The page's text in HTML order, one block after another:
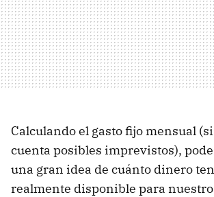
Calculando el gasto fijo mensual
cuenta posibles imprevistos),
una gran idea de cuánto dinero
realmente disponible para